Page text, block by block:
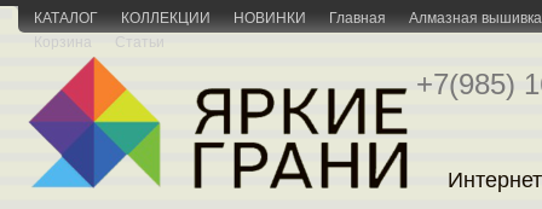
КАТАЛОГ КОЛЛЕКЦИИ НОВИНКИ Главная
Алмазная вышивка
Корзина
Статьи
+7(985)